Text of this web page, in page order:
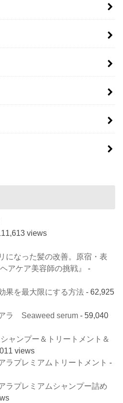
views
になった髪の改善。原宿・表
アケア美容師の挑戦』
-
果を最大限にする方法 - 62,925
ラ Seaweed serum - 59,040
ャンプー＆トリートメント＆
views
ラプレミアムトリートメント -
ラプレミアムシャンプー詰め